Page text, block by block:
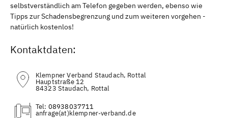
selbstverständlich am Telefon gegeben werden, ebenso wie
Tipps zur Schadensbegrenzung und zum weiteren vorgehen -
natürlich kostenlos!
Kontaktdaten:
Klempner Verband Staudach, Rottal
Hauptstraße 12
84323 Staudach, Rottal
Tel: 08938037711
(at)